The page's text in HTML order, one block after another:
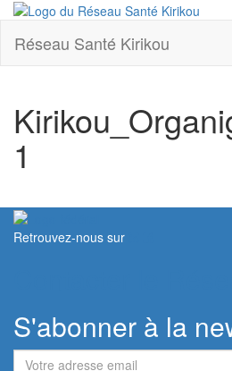
Réseau Santé Kirikou
1
Retrouvez-nous sur
S'abonner à la
Votre